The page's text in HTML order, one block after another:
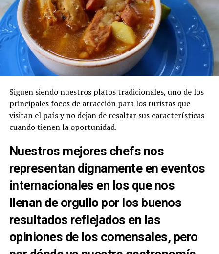
Siguen siendo nuestros platos tradicionales, uno de los
principales focos de atracción para los turistas que
visitan el país y no dejan de resaltar sus características
cuando tienen la oportunidad.
Nuestros mejores chefs nos
representan dignamente en eventos
internacionales en los que nos
llenan de orgullo por los buenos
resultados reflejados en las
opiniones de los comensales, pero